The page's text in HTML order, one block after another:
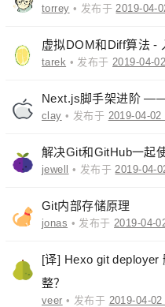
torrey • 发布于2019-04-
虚拟DOM和Diff算法 -
tarek • 发布于2019-04-
Next.js脚手架进阶
clay • 发布于 2019-04-
解决Git和GitHub一起
jewell • 发布于2019-04-
Git内部存储原理
jonas • 发布于2019-04-
[译] Hexo git deployer
整？
veer • 发布于 2019-04-